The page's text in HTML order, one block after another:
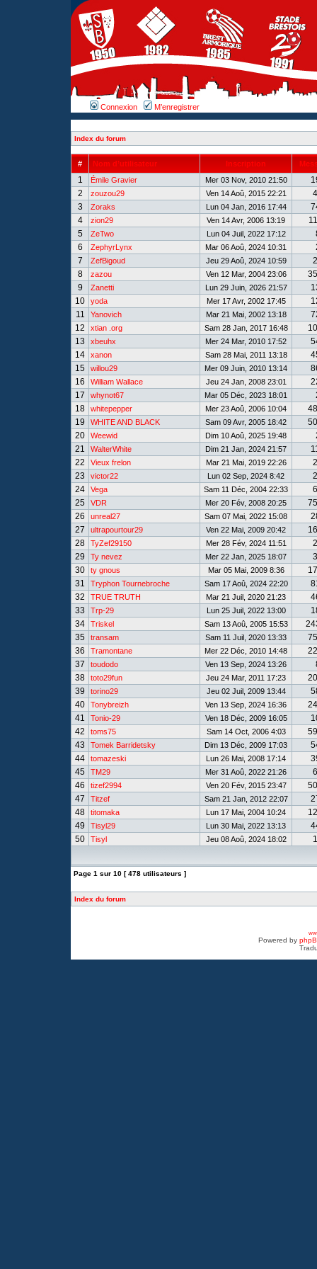
Connexion M’enregistrer
Index du forum
# Nom d’utilisateur Inscription
1 Émile Gravier Mer 03 Nov, 2010 21:50
2
zouzou29 Ven 14 Aoû, 2015 22:21
3
Zoraks Lun 04 Jan, 2016 17:44
4
zion29 Ven 14 Avr, 2006 13:19
5
ZeTwo Lun 04 Juil, 2022 17:12
6
ZephyrLynx Mar 06 Aoû, 2024 10:31
7
ZefBigoud Jeu 29 Aoû, 2024 10:59
8
zazou Ven 12 Mar, 2004 23:06
9
Zanetti Lun 29 Juin, 2026 21:57
10
yoda Mer 17 Avr, 2002 17:45
11
Yanovich Mar 21 Mai, 2002 13:18
12
xtian .org Sam 28 Jan, 2017 16:48
13
xbeuhx Mer 24 Mar, 2010 17:52
14
xanon Sam 28 Mai, 2011 13:18
15
willou29 Mer 09 Juin, 2010 13:14
16
William Wallace Jeu 24 Jan, 2008 23:01
17
whynot67 Mar 05 Déc, 2023 18:01
18
whitepepper Mer 23 Aoû, 2006 10:04
19
WHITE AND BLACK Sam 09 Avr, 2005 18:42
20
Weewid Dim 10 Aoû, 2025 19:48
21
WalterWhite Dim 21 Jan, 2024 21:57
22
Vieux frelon Mar 21 Mai, 2019 22:26
23
victor22 Lun 02 Sep, 2024 8:42
24
Vega Sam 11 Déc, 2004 22:33
25
VDR Mer 20 Fév, 2008 20:25
26
unreal27 Sam 07 Mai, 2022 15:08
27
ultrapourtour29 Ven 22 Mai, 2009 20:42
28
TyZef29150 Mer 28 Fév, 2024 11:51
29
Ty nevez Mer 22 Jan, 2025 18:07
30
ty gnous Mar 05 Mai, 2009 8:36
31
Tryphon Tournebroche Sam 17 Aoû, 2024 22:20
32
TRUE TRUTH Mar 21 Juil, 2020 21:23
33
Trp-29 Lun 25 Juil, 2022 13:00
34
Triskel Sam 13 Aoû, 2005 15:53
35
transam Sam 11 Juil, 2020 13:33
36
Tramontane Mer 22 Déc, 2010 14:48
37
toudodo Ven 13 Sep, 2024 13:26
38
toto29fun Jeu 24 Mar, 2011 17:23
39
torino29 Jeu 02 Juil, 2009 13:44
40
Tonybreizh Ven 13 Sep, 2024 16:36
41
Tonio-29 Ven 18 Déc, 2009 16:05
42
toms75 Sam 14 Oct, 2006 4:03
43
Tomek Barridetsky Dim 13 Déc, 2009 17:03
44
tomazeski Lun 26 Mai, 2008 17:14
45
TM29 Mer 31 Aoû, 2022 21:26
46
tizef2994 Ven 20 Fév, 2015 23:47
47
Titzef Sam 21 Jan, 2012 22:07
48
titomaka Lun 17 Mai, 2004 10:24
49
Tisyl29 Lun 30 Mai, 2022 13:13
50
Tisyl Jeu 08 Aoû, 2024 18:02
Page 1 sur 10 [ 478 utilisateurs ]
Index du forum
Powered by